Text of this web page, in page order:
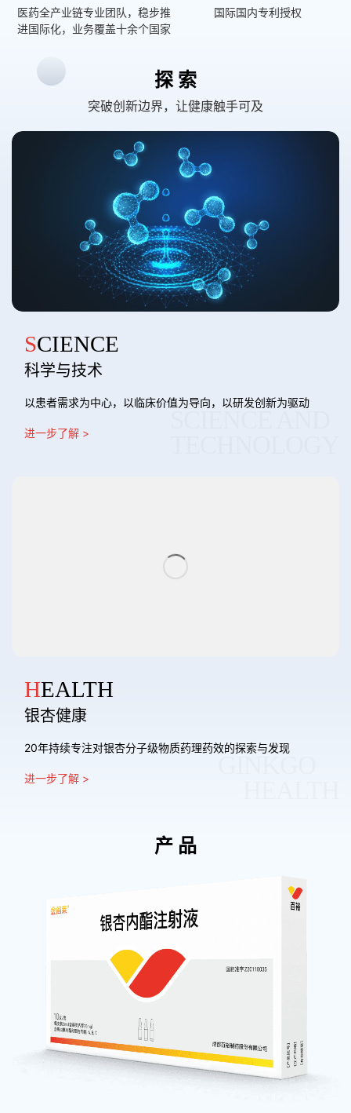
医药全产业链专业团队，稳步推
进国际化，业务覆盖十余个国家
国际国内专利授权
探 索
突破创新边界，让健康触手可及
SCIENCE
科学与技术
以患者需求为中心，以临床价值为导向，以研发创新为驱动
进一步了解 >
HEALTH
银杏健康
20年持续专注对银杏分子级物质药理药效的探索与发现
进一步了解 >
产 品